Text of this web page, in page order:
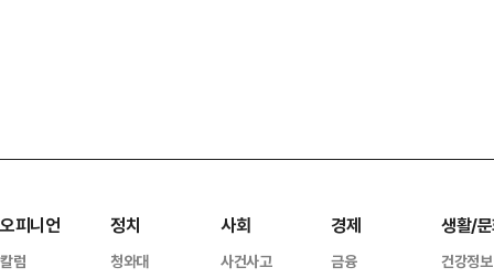
오피니언
칼럼
정치
청와대
사회
사건사고
경제
금융
생활/
건강정보